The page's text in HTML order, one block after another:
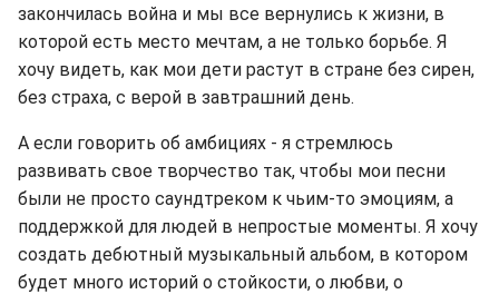
закончилась война и мы все вернулись к жизни, в
которой есть место мечтам, а не только борьбе. Я
хочу видеть, как мои дети растут в стране без сирен,
без страха, с верой в завтрашний день.
А если говорить об амбициях - я стремлюсь
развивать свое творчество так, чтобы мои песни
были не просто саундтреком к чьим-то эмоциям, а
поддержкой для людей в непростые моменты. Я хочу
создать дебютный музыкальный альбом, в котором
будет много историй о стойкости, о любви, о